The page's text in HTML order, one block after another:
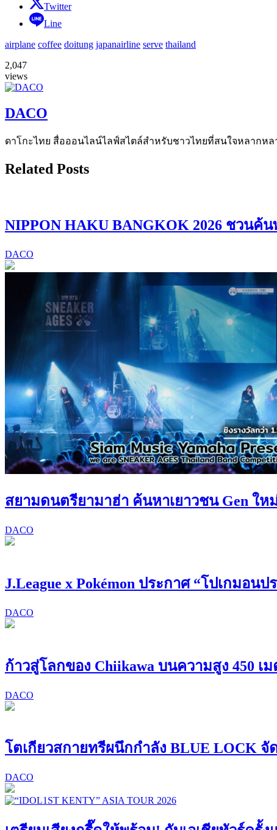
Twitter
Line
airplane coffee doitung japanairline serve thailand
2,047
views
DACO
ดาโกะไทย สื่อออนไลน์ไลฟ์สไตล์สำหรับชาวไทยที่สนใจหลากห
Related Posts
NIPPON HAKU BANGKOK 2026 ชวนค้
DACO
สยามดนตรียามาฮ่า ค้นหาเยาวชน Gen ให
DACO
J.League x Pokémon ประกาศ “โปเกมอน
DACO
ก้าวสู่โลกของ Chiikawa บนความสูง 450 เม
DACO
โตเกียวสกายทรีผนึกกำลัง BLUE LOCK
DACO